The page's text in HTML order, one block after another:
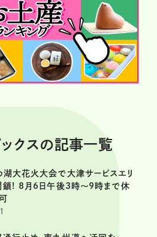
クスの記事一覧
湖大花火大会で大津サービスエリ
鎖! 8月6日午後3時～9時まで休